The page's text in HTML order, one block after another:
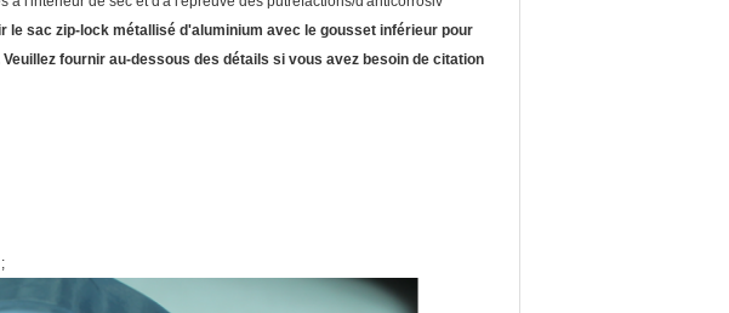
le sac zip-lock métallisé d'aluminium avec le gousset inférieur pour
fournir au-dessous des détails si vous avez besoin de citation